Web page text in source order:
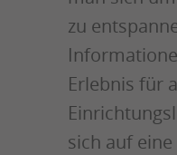
zu
Erlebnis für
sich auf